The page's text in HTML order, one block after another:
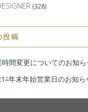
(328)
投稿
時間変更についてのお知ら
年末年始営業日のお知ら